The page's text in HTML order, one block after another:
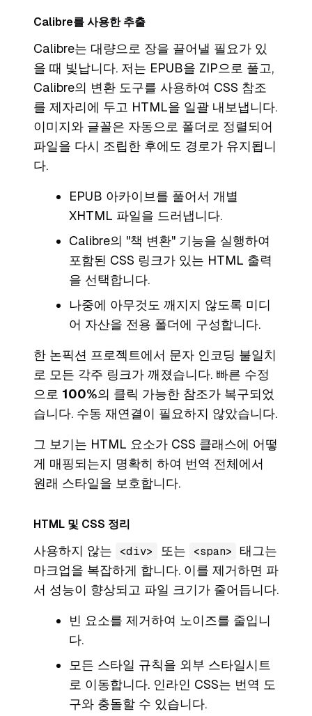
Calibre를 사용한 추출
Calibre는 대량으로 장을 끌어낼 필요가 있
을 때 빛납니다. 저는 EPUB을 ZIP으로 풀고,
Calibre의 변환 도구를 사용하여 CSS 참조
를 제자리에 두고 HTML을 일괄 내보냅니다.
이미지와 글꼴은 자동으로 폴더로 정렬되어
파일을 다시 조립한 후에도 경로가 유지됩니
다.
EPUB 아카이브를 풀어서 개별
XHTML 파일을 드러냅니다.
Calibre의 "책 변환" 기능을 실행하여
포함된 CSS 링크가 있는 HTML 출력
을 선택합니다.
나중에 아무것도 깨지지 않도록 미디
어 자산을 전용 폴더에 구성합니다.
한 논픽션 프로젝트에서 문자 인코딩 불일치
로 모든 각주 링크가 깨졌습니다. 빠른 수정
으로 100%의 클릭 가능한 참조가 복구되었
습니다. 수동 재연결이 필요하지 않았습니다.
그 보기는 HTML 요소가 CSS 클래스에 어떻
게 매핑되는지 명확히 하여 번역 전체에서
원래 스타일을 보호합니다.
HTML 및 CSS 정리
사용하지 않는 <div> 또는 <span>
태그는
마크업을 복잡하게 합니다. 이를 제거하면 파
서 성능이 향상되고 파일 크기가 줄어듭니다.
빈 요소를 제거하여 노이즈를 줄입니
다.
모든 스타일 규칙을 외부 스타일시트
로 이동합니다. 인라인 CSS는 번역 도
구와 충돌할 수 있습니다.